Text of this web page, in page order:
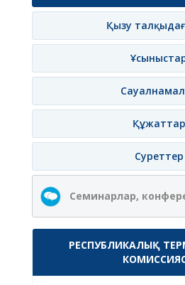
Қызу
Құжаттар
Суреттер
Семинарлар,
РЕСПУБЛИКАЛЫҚ